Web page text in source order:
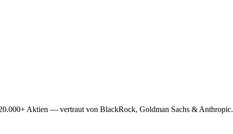
Aktien — vertraut von BlackRock, Goldman Sachs & Anthropic.